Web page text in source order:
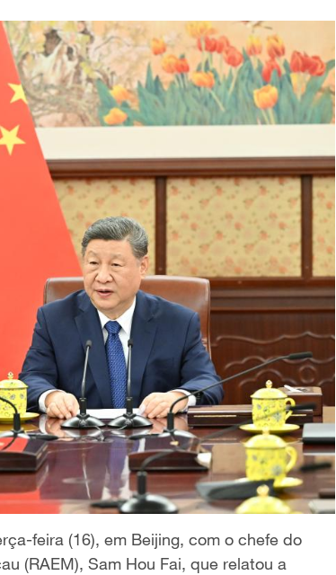
feira (16), em Beijing, com o chefe do
(RAEM), Sam Hou Fai, que relatou a